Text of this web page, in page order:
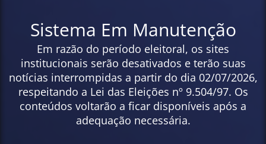
Sistema Em Manutenção
Em razão do período eleitoral, os sites
institucionais serão desativados e terão suas
notícias interrompidas a partir do dia 02/07/2026,
respeitando a Lei das Eleições nº 9.504/97. Os
conteúdos voltarão a ficar disponíveis após a
adequação necessária.